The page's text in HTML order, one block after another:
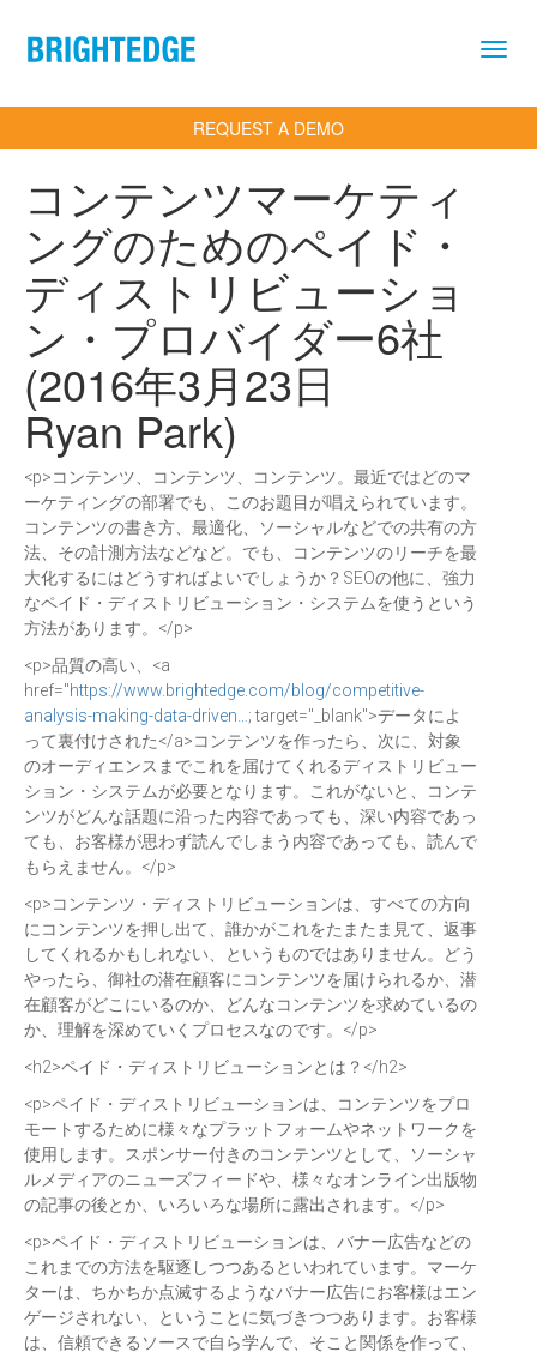
REQUEST A DEMO
コンテンツマーケティ
ングのためのペイド・
ディストリビューショ
ン・プロバイダー6社
(2016年3月23日
Ryan Park)
<p>コンテンツ、コンテンツ、コンテンツ。最近ではどのマ
ーケティングの部署でも、このお題目が唱えられています。
コンテンツの書き方、最適化、ソーシャルなどでの共有の方
法、その計測方法などなど。でも、コンテンツのリーチを最
大化するにはどうすればよいでしょうか？SEOの他に、強力
なペイド・ディストリビューション・システムを使うという
方法があります。</p>
<p>品質の高い、<a
href="https://www.brightedge.com/blog/competitive-
analysis-making-data-driven… ; target="_blank">データによ
って裏付けされた</a>コンテンツを作ったら、次に、対象
のオーディエンスまでこれを届けてくれるディストリビュー
ション・システムが必要となります。これがないと、コンテ
ンツがどんな話題に沿った内容であっても、深い内容であっ
ても、お客様が思わず読んでしまう内容であっても、読んで
もらえません。</p>
<p>コンテンツ・ディストリビューションは、すべての方向
にコンテンツを押し出て、誰かがこれをたまたま見て、返事
してくれるかもしれない、というものではありません。どう
やったら、御社の潜在顧客にコンテンツを届けられるか、潜
在顧客がどこにいるのか、どんなコンテンツを求めているの
か、理解を深めていくプロセスなのです。</p>
<h2>ペイド・ディストリビューションとは？</h2>
<p>ペイド・ディストリビューションは、コンテンツをプロ
モートするために様々なプラットフォームやネットワークを
使用します。スポンサー付きのコンテンツとして、ソーシャ
ルメディアのニューズフィードや、様々なオンライン出版物
の記事の後とか、いろいろな場所に露出されます。</p>
<p>ペイド・ディストリビューションは、バナー広告などの
これまでの方法を駆逐しつつあるといわれています。マーケ
ターは、ちかちか点滅するようなバナー広告にお客様はエン
ゲージされない、ということに気づきつつあります。お客様
は、信頼できるソースで自ら学んで、そこと関係を作って、